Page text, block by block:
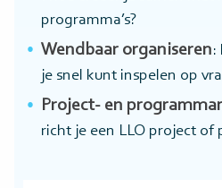
programma’s?
Wendbaar organiseren:
je snel kunt inspelen op
Project- en
richt je een LLO project of